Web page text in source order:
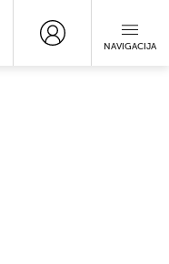
NAVIGACIJA